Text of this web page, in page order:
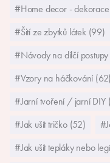
#Home decor -
#Šití ze zbytků látek (99)
#Návody na dílčí
#Vzory na háčkování (62)
#Jarní tvoření / jarní DIY
#Jak ušít tričko (52)
#Jak ušít tepláky nebo